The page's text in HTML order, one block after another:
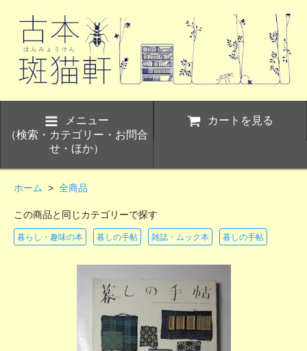
メニュー
（検索・カテゴリー・お問合
せ・ほか）
カートを見る
ホーム > 全商品
この商品と同じカテゴリーで探す
暮らし・趣味の本 暮しの手帖 雑誌・ムック本 暮しの手帖